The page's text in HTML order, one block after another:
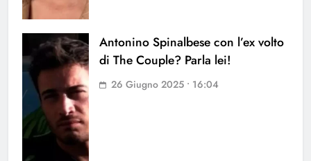
Antonino Spinalbese con l’ex volto
di The Couple? Parla lei!
26 Giugno 2025 • 16:04